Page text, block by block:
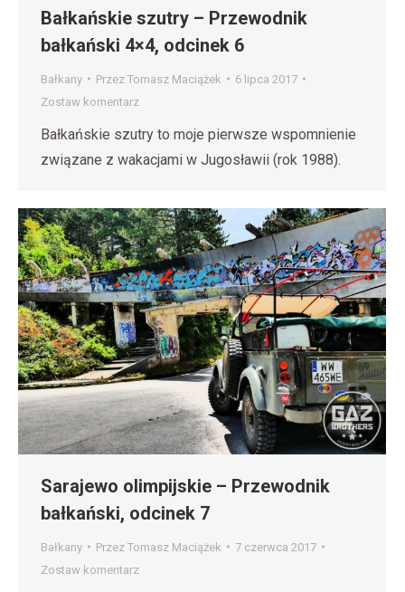
Bałkańskie szutry – Przewodnik
bałkański 4×4, odcinek 6
Bałkany Przez Tomasz Maciążek
6 lipca 2017
Zostaw komentarz
Bałkańskie szutry to moje pierwsze wspomnienie
związane z wakacjami w Jugosławii (rok 1988).
Sarajewo olimpijskie – Przewodnik
bałkański, odcinek 7
Bałkany Przez Tomasz Maciążek
7 czerwca 2017
Zostaw komentarz